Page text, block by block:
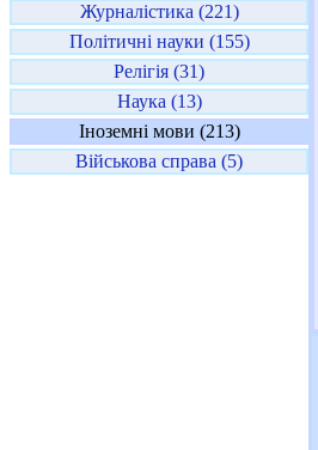
Журналістика (221)
Політичні науки (155)
Релігія (31)
Наука (13)
Іноземні мови (213)
Військова справа (5)